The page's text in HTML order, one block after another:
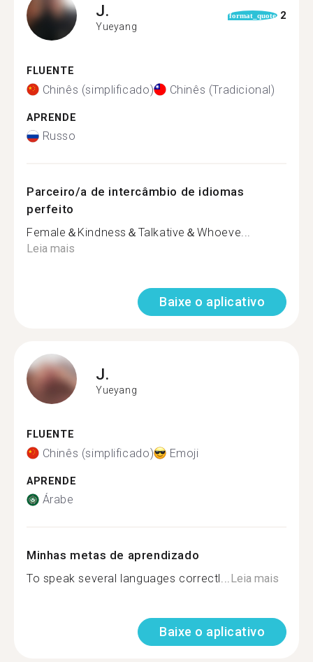
J.
Yueyang
format_quote 2
FLUENTE
Chinês (simplificado) Chinês (Tradicional)
APRENDE
Russo
Parceiro/a de intercâmbio de idiomas
perfeito
Female＆Kindness＆Talkative＆Whoeve...
Leia mais
Baixe o aplicativo
J.
Yueyang
FLUENTE
Chinês (simplificado) Emoji
APRENDE
Árabe
Minhas metas de aprendizado
To speak several languages correctl...Leia mais
Baixe o aplicativo